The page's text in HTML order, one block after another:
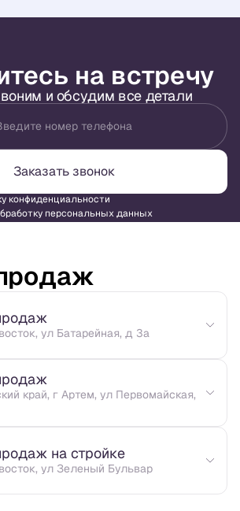
на встречу
и обсудим все детали
номер телефона
Заказать звонок
конфиденциальности
персональных данных
ул Батарейная, д 3а
край, г Артем, ул Первомайская,
на стройке
ул Зеленый Бульвар